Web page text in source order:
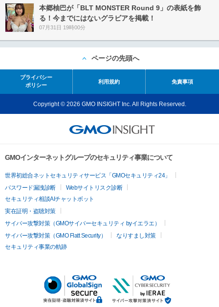
本郷柚巴が「BLT MONSTER Round 9」の表紙を飾
る！今までにはないグラビアを掲載！
07月31日 19時00分
ページの先頭へ
プライバシー
ポリシー
利用規約 免責事項
Copyright © 2026 GMO INSIGHT Inc. All Rights Reserved.
GMOインターネットグループのセキュリティ事業について
世界初総合ネットセキュリティサービス「GMOセキュリティ24」
パスワード漏洩診断
Webサイトリスク診断
セキュリティ相談AIチャットボット
実在証明・盗聴対策
サイバー攻撃対策（GMOサイバーセキュリティ byイエラエ）
サイバー攻撃対策（GMO Flatt Security）
なりすまし対策
セキュリティ事業の軌跡